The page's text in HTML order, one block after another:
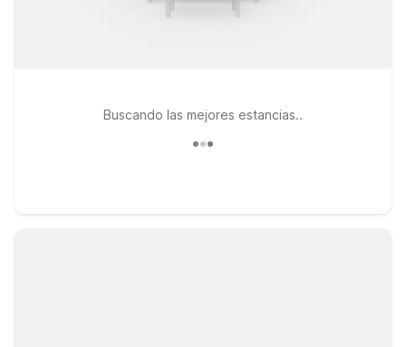
Buscando las mejores estancias..